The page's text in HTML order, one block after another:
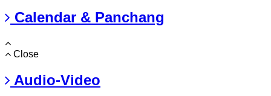
Calendar & Panchang
Close
Audio-Video